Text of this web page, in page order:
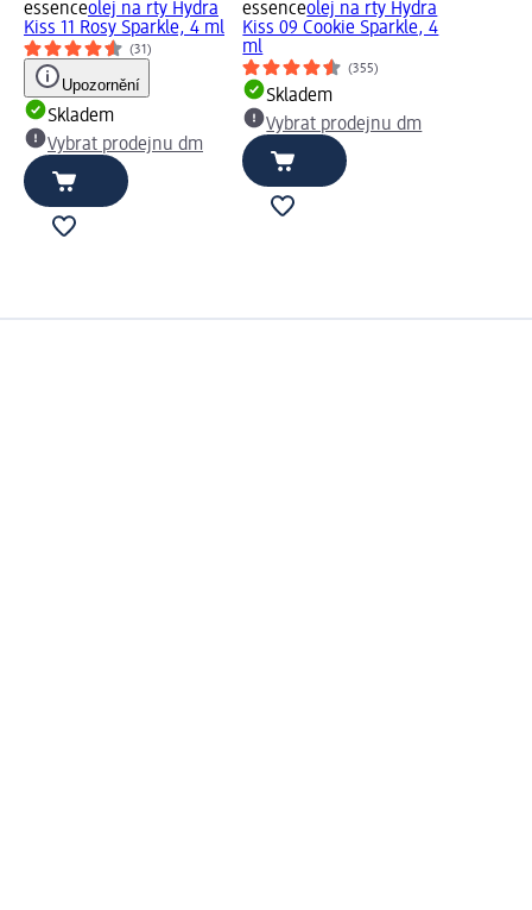
essenceolej na rty Hydra
Kiss 11 Rosy Sparkle, 4 ml
(31)
Upozornění
Skladem
Vybrat prodejnu dm
essenceolej na rty Hydra
Kiss 09 Cookie Sparkle, 4
ml
(355)
Skladem
Vybrat prodejnu dm